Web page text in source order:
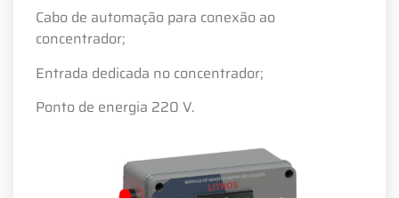
Cabo de automação para conexão ao
concentrador;
Entrada dedicada no concentrador;
Ponto de energia 220 V.